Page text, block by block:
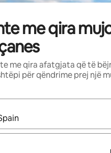
me qira
me qira afatgjata që të
për qëndrime prej një
jenë të disponueshme, lëviz